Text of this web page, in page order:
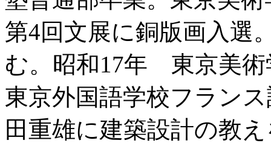
第4回文展に銅版画入選
む。昭和17年 東京美
東京外国語学校フラン
田重雄に建築設計の教